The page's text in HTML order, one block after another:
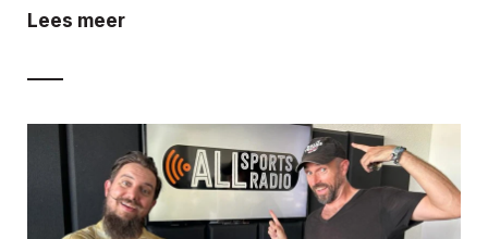
Lees meer